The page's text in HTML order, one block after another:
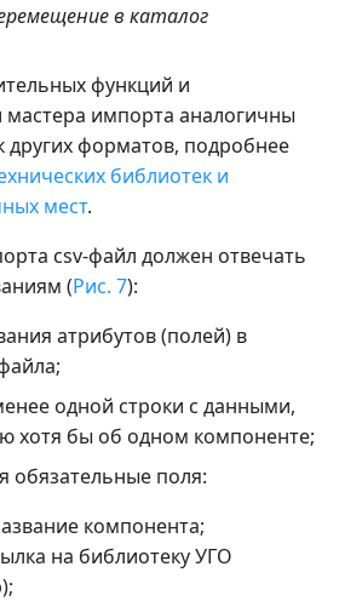
в каталог
функций и
импорта аналогичны
других форматов, подробнее
библиотек и
мест.
csv-файл должен отвечать
(Рис. 7):
атрибутов (полей) в
одной строки с данными,
хотя бы об одном компоненте;
обязательные поля:
компонента;
на библиотеку УГО